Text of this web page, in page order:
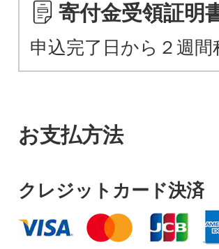
寄付金受領証明
申込完了日から２週間
お支払方法
クレジットカード決済